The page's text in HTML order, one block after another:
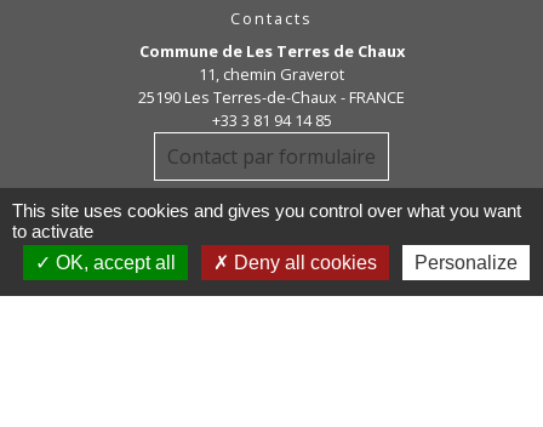
Contacts
Commune de Les Terres de Chaux
11, chemin Graverot
25190 Les Terres-de-Chaux - FRANCE
+33 3 81 94 14 85
Contact par formulaire
This site uses cookies and gives you control over what you want
to activate
OK, accept all
Deny all cookies Personalize